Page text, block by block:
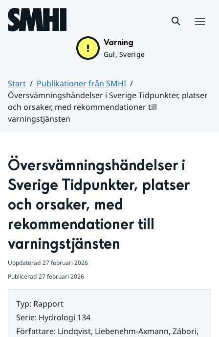
Hoppa till sidans innehåll
Varning
Gul, Sverige
Start
Publikationer från SMHI
Översvämningshändelser i Sverige Tidpunkter, platser
och orsaker, med rekommendationer till
varningstjänsten
Översvämningshändelser i
Sverige Tidpunkter, platser
och orsaker, med
rekommendationer till
varningstjänsten
Uppdaterad 27 februari 2026
Publicerad 27 februari 2026
Typ: Rapport
Serie: Hydrologi 134
Författare: Lindqvist, Liebenehm-Axmann, Zábori,